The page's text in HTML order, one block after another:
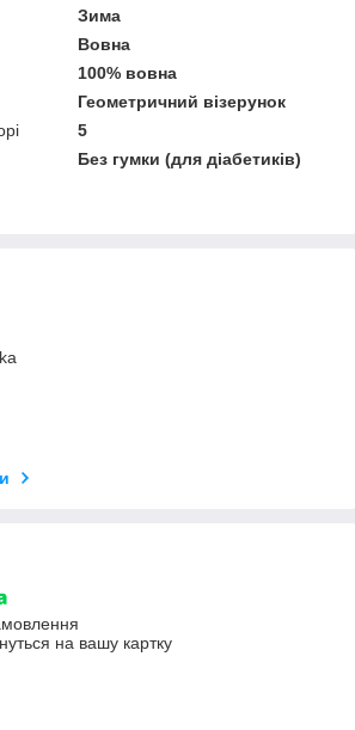
Зима
Вовна
100% вовна
Геометричний візерунок
5
Без гумки (для діабетиків)
на вашу картку